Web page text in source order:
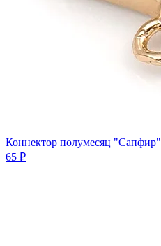
Коннектор полумесяц "Сапфир"
65 ₽